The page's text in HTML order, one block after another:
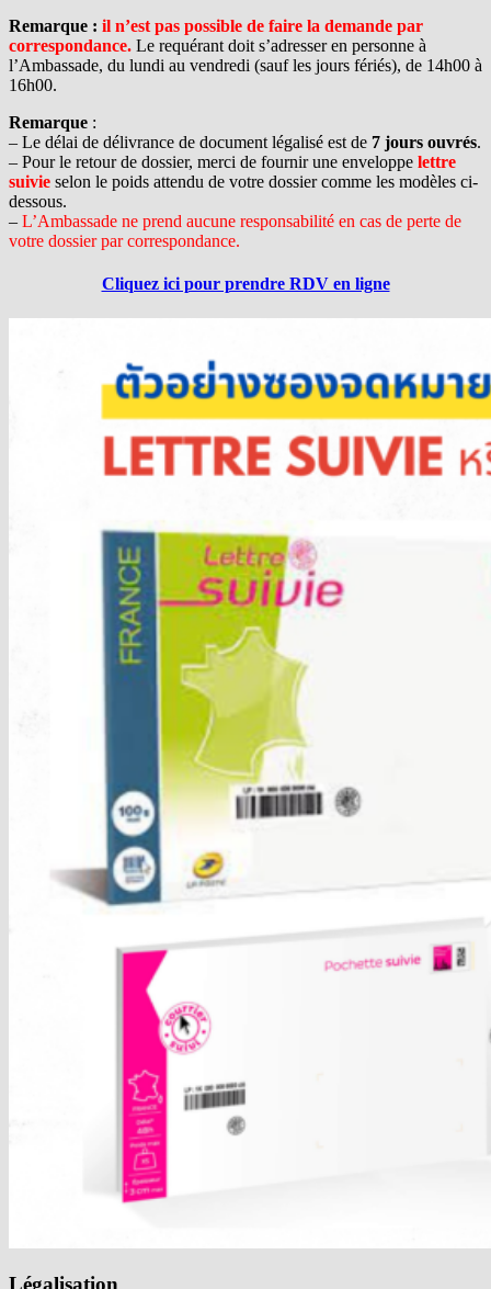
Remarque : il n’est pas possible de faire la demande par
correspondance. Le requérant doit s’adresser en personne à
l’Ambassade, du lundi au vendredi (sauf les jours fériés), de 14h00 à
16h00.
Remarque :
– Le délai de délivrance de document légalisé est de 7 jours ouvrés.
– Pour le retour de dossier, merci de fournir une enveloppe lettre
suivie selon le poids attendu de votre dossier comme les modèles ci-
dessous.
– L’Ambassade ne prend aucune responsabilité en cas de perte de
votre dossier par correspondance.
Cliquez ici pour prendre RDV en ligne